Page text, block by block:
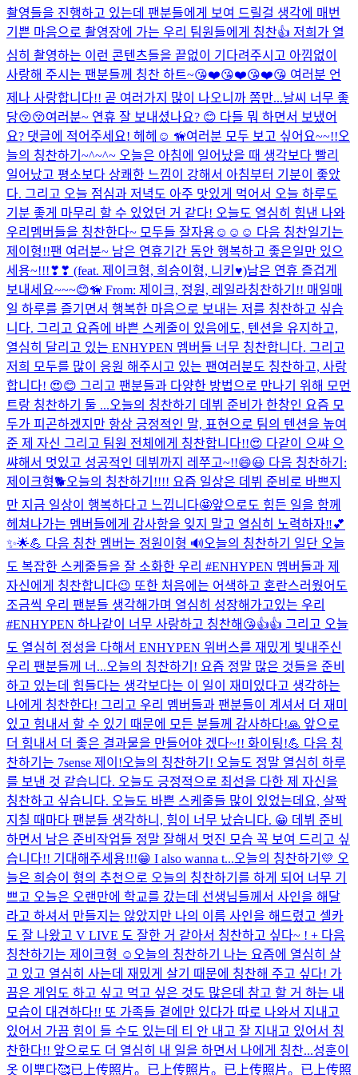
촬영들을 진행하고 있는데 팬분들에게 보여 드릴걸 생각에 매번
기쁜 마음으로 촬영장에 가는 우리 팀원들에게 칭찬👍 저희가 열
심히 촬영하는 이런 콘텐츠들을 끝없이 기다려주시고 아낌없이
사랑해 주시는 팬분들께 칭찬 하트~😘❤️😘❤️😘❤️😘 여러분 언
제나 사랑합니다!! 곧 여러가지 많이 나오니까 쫌만...날씨 너무 좋
당😚😚여러분~ 연휴 잘 보내셨나요? 😊 다들 뭐 하면서 보냈어
요? 댓글에 적어주세요! 헤헤☺️ 🦮여러분 모두 보고 싶어요~~!!오
늘의 칭찬하기~^~^~ 오늘은 아침에 일어났을 때 생각보다 빨리
일어났고 평소보다 상쾌한 느낌이 강해서 아침부터 기분이 좋았
다. 그리고 오늘 점심과 저녁도 아주 맛있게 먹어서 오늘 하루도
기분 좋게 마무리 할 수 있었던 거 같다! 오늘도 열심히 힘낸 나와
우리멤버들을 칭찬한다~ 모두들 잘자용☺☺☺ 다음 칭찬일기는
제이형!!팬 여러분~ 남은 연휴기간 동안 행복하고 좋은일만 있으
세용~!!!❣❣ (feat. 제이크형, 희승이형, 니키♥️)남은 연휴 즐겁게
보내세요~~~😊🦮 From: 제이크, 정원, 레일라칭찬하기!! 매일매
일 하루를 즐기면서 행복한 마음으로 보내는 저를 칭찬하고 싶습
니다. 그리고 요즘에 바쁜 스케줄이 있음에도, 텐션을 유지하고,
열심히 달리고 있는 ENHYPEN 멤버들 너무 칭찬합니다. 그리고
저희 모두를 많이 응원 해주시고 있는 팬여러분도 칭찬하고, 사랑
합니다! 😍😊 그리고 팬분들과 다양한 방법으로 만나기 위해 모먼
트랑 칭찬하기 둘 ...오늘의 칭찬하기 데뷔 준비가 한창인 요즘 모
두가 피곤하겠지만 항상 긍정적인 말, 표현으로 팀의 텐션을 높여
준 제 자신 그리고 팀원 전체에게 칭찬합니다!!😍 다같이 으쌰 으
쌰해서 멋있고 성공적인 데뷔까지 레쭈고~!!😄😃 다음 칭찬하기:
제이크형🐕오늘의 칭찬하기!!!! 요즘 일상은 데뷔 준비로 바쁘지
만 지금 일상이 행복하다고 느낍니다🤩앞으로도 힘든 일을 함께
헤쳐나가는 멤버들에게 감사함을 잊지 말고 열심히 노력하자‼️💕
✨🌟💪 다음 칭찬 멤버는 정원이형 🔊오늘의 칭찬하기 일단 오늘
도 복잡한 스케줄들을 잘 소화한 우리 #ENHYPEN 멤버들과 제
자신에게 칭찬합니다😉 또한 처음에는 어색하고 혼란스러웠어도
조금씩 우리 팬분들 생각해가며 열심히 성장해가고있는 우리
#ENHYPEN 하나같이 너무 사랑하고 칭찬해😘👍👍 그리고 오늘
도 열심히 정성을 다해서 ENHYPEN 위버스를 재밌게 빛내주신
우리 팬분들께 너...오늘의 칭찬하기! 요즘 정말 많은 것들을 준비
하고 있는데 힘들다는 생각보다는 이 일이 재미있다고 생각하는
나에게 칭찬한다! 그리고 우리 멤버들과 팬분들이 계셔서 더 재미
있고 힘내서 할 수 있기 때문에 모든 분들께 감사하다!🙏 앞으로
더 힘내서 더 좋은 결과물을 만들어야 겠다~!! 화이팅!💪 다음 칭
찬하기는 7sense 제이!오늘의 칭찬하기! 오늘도 정말 열심히 하루
를 보낸 것 같습니다. 오늘도 긍정적으로 최선을 다한 제 자신을
칭찬하고 싶습니다. 오늘도 바쁜 스케줄들 많이 있었는데요, 살짝
지칠 때마다 팬분들 생각하니, 힘이 너무 났습니다. 😀 데뷔 준비
하면서 남은 준비작업들 정말 잘해서 멋진 모습 꼭 보여 드리고 싶
습니다!! 기대해주세용!!!😁 I also wanna t...오늘의 칭찬하기💛 오
늘은 희승이 형의 추천으로 오늘의 칭찬하기를 하게 되어 너무 기
쁘고 오늘은 오랜만에 학교를 갔는데 선생님들께서 사인을 해달
라고 하셔서 만들지는 않았지만 나의 이름 사인을 해드렸고 셀카
도 잘 나왔고 V LIVE 도 잘한 거 같아서 칭찬하고 싶다~ ! + 다음
칭찬하기는 제이크형 ☺ 오늘의 칭찬하기 나는 요즘에 열심히 살
고 있고 열심히 사는데 재밌게 살기 때문에 칭찬해 주고 싶다! 가
끔은 게임도 하고 싶고 먹고 싶은 것도 많은데 참고 할 거 하는 내
모습이 대견하다!! 또 가족들 곁에만 있다가 따로 나와서 지내고
있어서 가끔 힘이 들 수도 있는데 티 안 내고 잘 지내고 있어서 칭
찬한다!! 앞으로도 더 열심히 내 일을 하면서 나에게 칭찬...성훈이
옷 이뿌다🥰已上传照片。 已上传照片。 已上传照片。 已上传照